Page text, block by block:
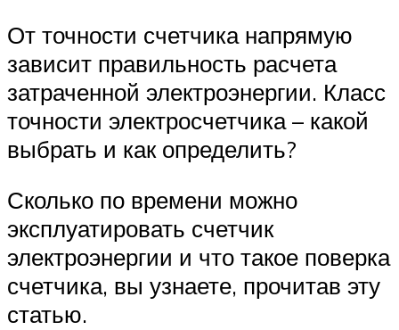
От точности счетчика напрямую
зависит правильность расчета
затраченной электроэнергии. Класс
точности электросчетчика – какой
выбрать и как определить?
Сколько по времени можно
эксплуатировать счетчик
электроэнергии и что такое поверка
счетчика, вы узнаете, прочитав эту
статью.